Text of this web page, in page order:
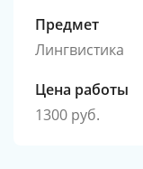
Предмет
Лингвистика
Цена работы
1300 руб.